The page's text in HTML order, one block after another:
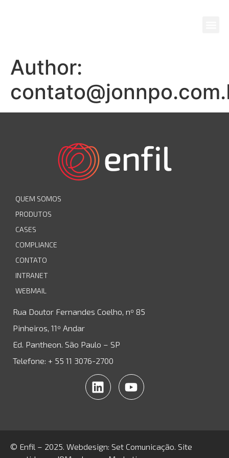
Author:
QUEM SOMOS
PRODUTOS
CASES
COMPLIANCE
CONTATO
INTRANET
WEBMAIL
Rua Doutor Fernandes Coelho, nº 85
Pinheiros, 11º Andar
Ed. Pantheon. São Paulo – SP
Telefone: + 55 11 3076-2700
© Enfil – 2025. Webdesign: Set Comunicação. Site